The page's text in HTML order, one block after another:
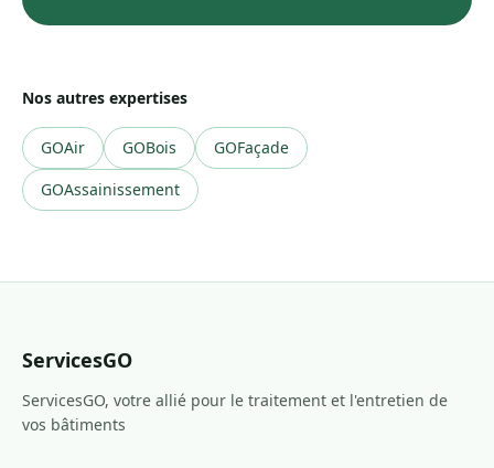
Nos autres expertises
GOAir GOBois
GOFaçade
GOAssainissement
ServicesGO
ServicesGO, votre allié pour le traitement et l'entretien de
vos bâtiments